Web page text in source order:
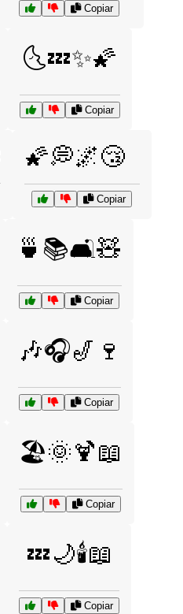
Copiar
🌜💤✨🌠
Copiar
🌠💭🌌😴
Copiar
🍵📚🛋️🧸
Copiar
🎶🎧🎷🍷
Copiar
🏖️🌞🍹📖
Copiar
💤🌙🕯️📖
Copiar